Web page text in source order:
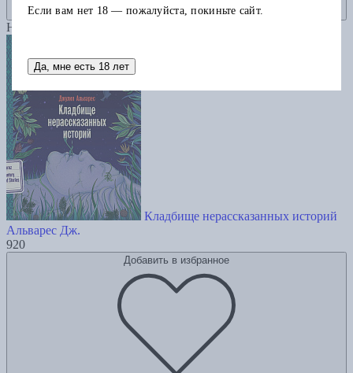
Новинка
Кладбище нерассказанных историй
Альварес Дж.
920
Добавить в избранное
Если вам нет 18 — пожалуйста, покиньте сайт.
Да, мне есть 18 лет